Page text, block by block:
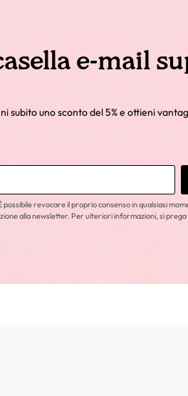
e-mail
subito uno sconto del 5% e ottieni
revocare il proprio consenso in qualsiasi
alla newsletter. Per ulteriori informazioni, si prega